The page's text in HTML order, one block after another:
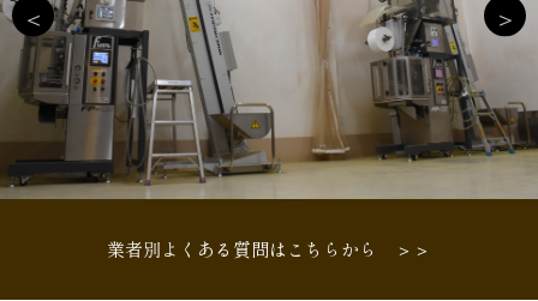
業者別よくある質問はこちらから ＞＞